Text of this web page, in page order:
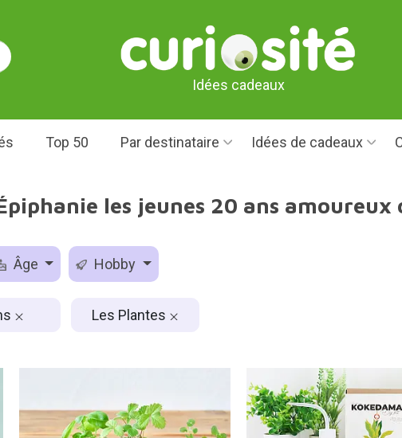
Idées cadeaux
Top 50 Par destinataire Idées de cadeaux
les jeunes 20 ans
Âge Hobby
Les Plantes